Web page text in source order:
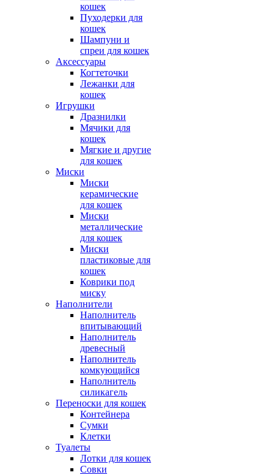
кошек
Пуходерки для
кошек
Шампуни и
спреи для кошек
Аксессуары
Когтеточки
Лежанки для
кошек
Игрушки
Дразнилки
Мячики для
кошек
Мягкие и другие
для кошек
Миски
Миски
керамические
для кошек
Миски
металлические
для кошек
Миски
пластиковые для
кошек
Коврики под
миску
Наполнители
Наполнитель
впитывающий
Наполнитель
древесный
Наполнитель
комкующийся
Наполнитель
силикагель
Переноски для кошек
Контейнера
Сумки
Клетки
Туалеты
Лотки для кошек
Совки